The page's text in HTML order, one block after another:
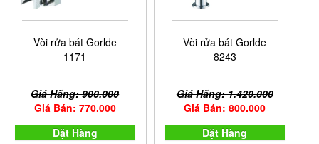
Vòi rửa bát Gorlde
1171
Giá Hãng: 900.000
Giá Bán: 770.000
Đặt Hàng
Vòi rửa bát Gorlde
8243
Giá Hãng: 1.420.000
Giá Bán: 800.000
Đặt Hàng